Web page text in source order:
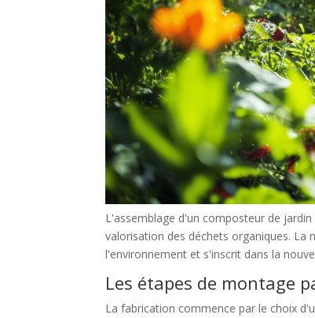
L'assemblage d'un composteur de
valorisation des déchets organiques.
l'environnement et s'inscrit dans la
Les étapes de montage
La fabrication commence par le choix